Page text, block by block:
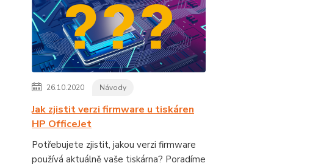
26.10.2020 Návody
Jak zjistit verzi firmware u tiskáren
HP OfficeJet
Potřebujete zjistit, jakou verzi firmware
používá aktuálně vaše tiskárna? Poradíme